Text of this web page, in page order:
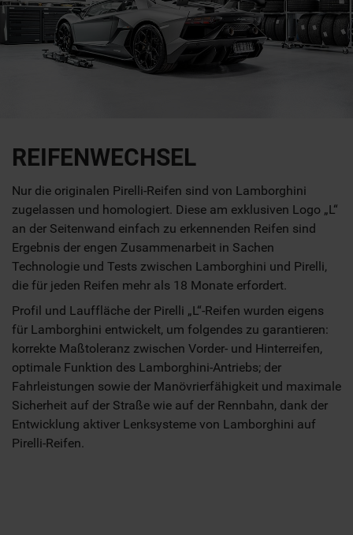
REIFENWECHSEL
Nur die originalen Pirelli-Reifen sind von Lamborghini
zugelassen und homologiert. Diese am exklusiven Logo „L“
an der Seitenwand einfach zu erkennenden Reifen sind
Ergebnis der engen Zusammenarbeit in Sachen
Technologie und Tests zwischen Lamborghini und Pirelli,
die für jeden Reifen mehr als 18 Monate erfordert.
Profil und Lauffläche der Pirelli „L“-Reifen wurden eigens
für Lamborghini entwickelt, um folgendes zu garantieren:
korrekte Maßtoleranz zwischen Vorder- und Hinterreifen,
optimale Funktion des Lamborghini-Antriebs; der
Fahrleistungen sowie der Manövrierfähigkeit und maximale
Sicherheit auf der Straße wie auf der Rennbahn, dank der
Entwicklung aktiver Lenksysteme von Lamborghini auf
Pirelli-Reifen.